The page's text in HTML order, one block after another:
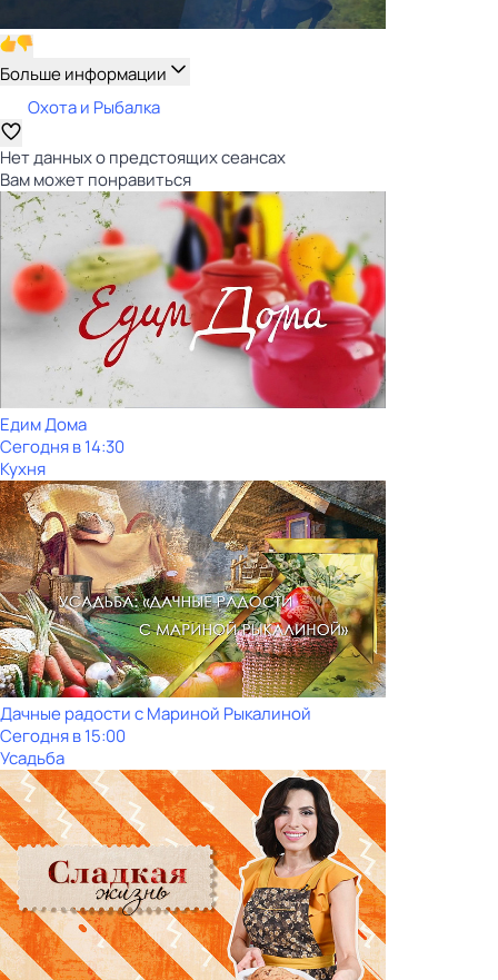
Больше информации
Охота и Рыбалка
Нет данных о предстоящих сеансах
Вам может понравиться
Едим Дома
Сегодня в 14:30
Кухня
Дачные радости с Мариной Рыкалиной
Сегодня в 15:00
Усадьба